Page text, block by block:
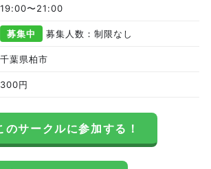
19:00〜21:00
募集中 募集人数：制限なし
千葉県柏市
300円
のサークルに参加する！